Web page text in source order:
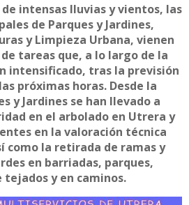
intensas lluvias y vientos, las
de Parques y Jardines,
y Limpieza Urbana, vienen
tareas que, a lo largo de la
intensificado, tras la previsión
próximas horas. Desde la
y Jardines se han llevado a
en el arbolado en Utrera y
en la valoración técnica
como la retirada de ramas y
en barriadas, parques,
y en caminos.